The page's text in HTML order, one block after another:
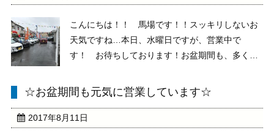
こんにちは！！ 馬場です！！スッキリしないお
天気ですね…本日、水曜日ですが、営業中で
す！ お待ちしております！お盆期間も、多くの
す！それでは！馬場car紹介 part2 という事
で！ 今回はこちら…ムーブキャンバ ...
☆お盆期間も元気に営業しています☆
2017年8月11日